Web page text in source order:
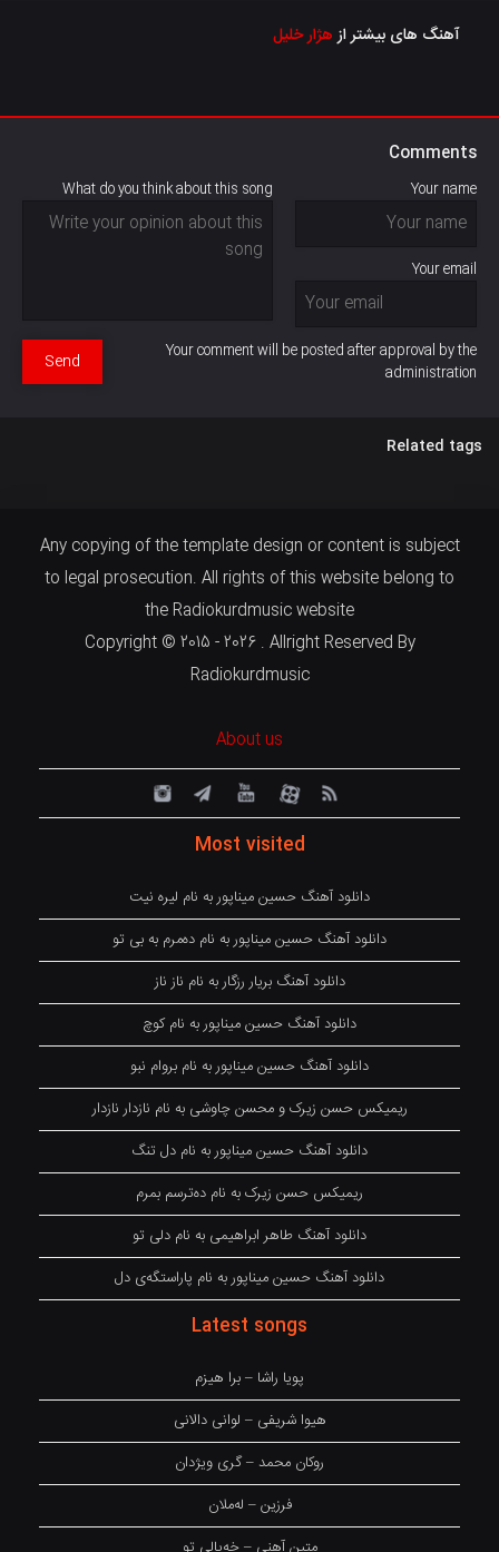
آهنگ های بیشتر ازهژار خلیل
Comments
Your name
Your email
What do you think about this song
Your comment will be posted after approval by the
administration
Send
Related tags
Any copying of the template design or content is subject
to legal prosecution. All rights of this website belong to
the Radiokurdmusic website
Copyright © 2015 - 2026 . Allright Reserved By
Radiokurdmusic
About us
Most visited
دانلود آهنگ حسین میناپور به نام لیره نیت
دانلود آهنگ حسین میناپور به نام دەمرم بە بی تو
دانلود آهنگ بریار رزگار به نام ناز ناز
دانلود آهنگ حسین میناپور به نام کوچ
دانلود آهنگ حسین میناپور به نام بروام نبو
ریمیکس حسن زیرک و محسن چاوشی به نام نازدار نازدار
دانلود آهنگ حسین میناپور به نام دل تنگ
ریمیکس حسن زیرک به نام دەترسم بمرم
دانلود آهنگ طاهر ابراهیمی به نام دلی تو
دانلود آهنگ حسین میناپور به نام پاراستگەی دل
Latest songs
پویا راشا – برا هیزم
هیوا شریفی – لوانی دالانی
روکان محمد – گری ویژدان
فرزین – لەملان